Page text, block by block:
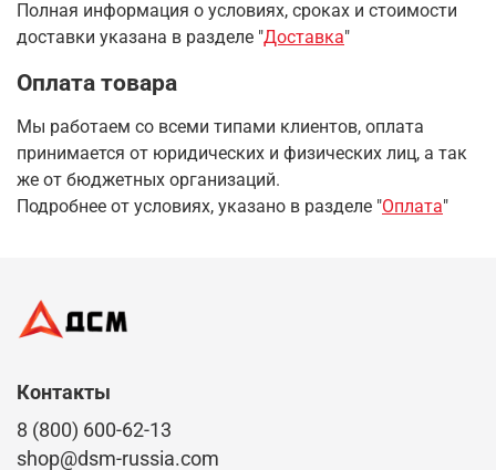
Полная информация о условиях, сроках и стоимости
доставки указана в разделе "Доставка"
Оплата товара
Мы работаем со всеми типами клиентов, оплата
принимается от юридических и физических лиц, а так
же от бюджетных организаций.
Подробнее от условиях, указано в разделе "Оплата"
Контакты
8 (800) 600-62-13
shop@dsm-russia.com